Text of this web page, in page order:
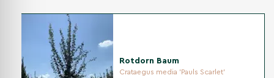
Rotdorn Baum
Crataegus media 'Pauls Scarlet'